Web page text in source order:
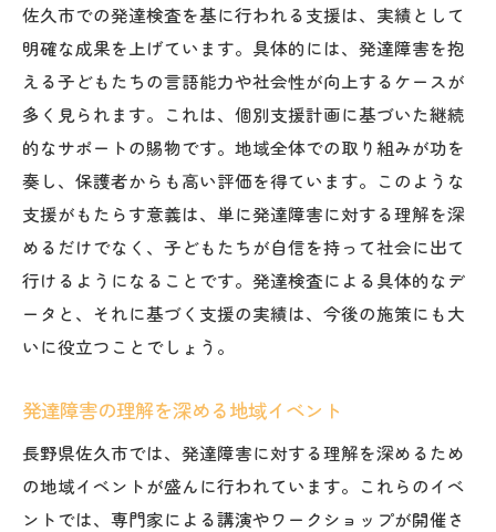
佐久市での発達検査を基に行われる支援は、実績として
明確な成果を上げています。具体的には、発達障害を抱
える子どもたちの言語能力や社会性が向上するケースが
多く見られます。これは、個別支援計画に基づいた継続
的なサポートの賜物です。地域全体での取り組みが功を
奏し、保護者からも高い評価を得ています。このような
支援がもたらす意義は、単に発達障害に対する理解を深
めるだけでなく、子どもたちが自信を持って社会に出て
行けるようになることです。発達検査による具体的なデ
ータと、それに基づく支援の実績は、今後の施策にも大
いに役立つことでしょう。
発達障害の理解を深める地域イベント
長野県佐久市では、発達障害に対する理解を深めるため
の地域イベントが盛んに行われています。これらのイベ
ントでは、専門家による講演やワークショップが開催さ